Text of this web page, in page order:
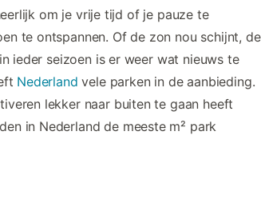
om je vrije tijd of je pauze te
te ontspannen. Of de zon nou schijnt, de
ieder seizoen is er weer wat nieuws te
Nederland vele parken in de aanbieding.
lekker naar buiten te gaan heeft
in Nederland de meeste m² park